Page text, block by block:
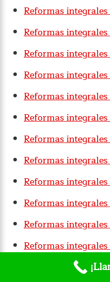
Reformas
Reformas
Reformas
Reformas
Reformas
Reformas
Reformas
Reformas
Reformas
Reformas
Reformas
Reformas integrales
Reformas